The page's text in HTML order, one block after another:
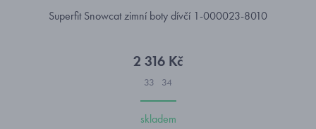
Superfit Snowcat zimní boty dívčí 1-000023-8010
2 316 Kč
33 34
skladem